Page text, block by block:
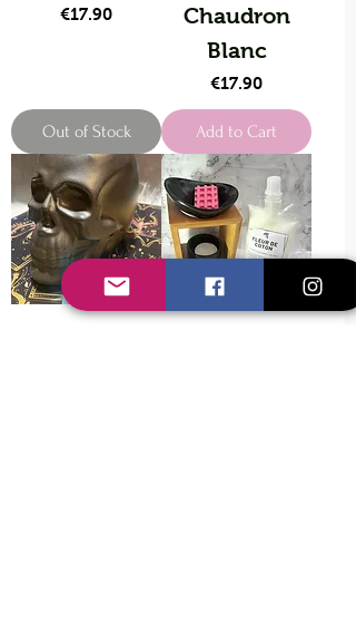
Price
€17.90
Out of Stock
Chaudron
Blanc
Price
€17.90
Add to Cart